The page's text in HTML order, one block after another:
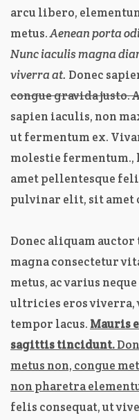
arcu libero,
metus.Aenean porta
Nunc iaculis magna
viverra at. Donec
congue gravida justo.
sapien iaculis, non
ut fermentum ex.
molestie fermentum.,
amet pellentesque
pulvinar elit, sit amet
Donec aliquam
magna consectetur
metus, ac varius
ultricies eros
tempor lacus. Mauris
sagittis tincidunt.
metus non, congue
non pharetra
felis consequat, ut